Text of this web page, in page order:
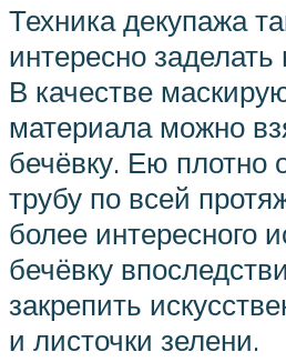
Техника декупажа
интересно заделать
В качестве
материала можно
бечёвку. Ею плотно
трубу по всей
более интересного
бечёвку
закрепить
и листочки зелени.